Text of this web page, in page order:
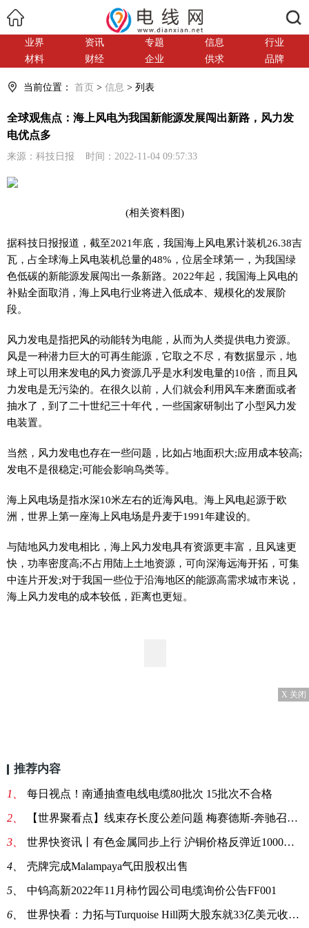
业界 资讯 专题 信息
行业
材料
财经 企业 供求 品牌
当前位置： 首页 > 信息 > 列表
全球观焦点：海上风电为我国新能源发展闯出新路，风力发
电优点多
来源：科技日报 时间：2022-11-04 09:57:33
(相关资料图)
据科技日报报道，截至2021年底，我国海上风电累计装机26.38吉
瓦，占全球海上风电装机总量的48%，位居全球第一，为我国绿
色低碳的新能源发展闯出一条新路。2022年起，我国海上风电的
补贴全面取消，海上风电行业将进入低成本、规模化的发展阶
段。
风力发电是指把风的动能转为电能，从而为人类提供电力资源。
风是一种潜力巨大的可再生能源，它取之不尽，有数据显示，地
球上可以用来发电的风力资源几乎是水利发电量的10倍，而且风
力发电是无污染的。在很久以前，人们就会利用风车来磨面或者
抽水了，到了二十世纪三十年代，一些国家研制出了小型风力发
电装置。
当然，风力发电也存在一些问题，比如占地面积大;应用成本较高;
发电不是很稳定;可能会影响鸟类等。
海上风电场是指水深10米左右的近海风电。海上风电起源于欧
洲，世界上第一座海上风电场是丹麦于1991年建设的。
与陆地风力发电相比，海上风力发电具有资源更丰富，且风速更
快，功率密度高;不占用陆上土地资源，可向深海远海开拓，可集
中连片开发;对于我国一些位于沿海地区的能源高需求城市来说，
海上风力发电的成本较低，距离也更短。
X 关闭
推荐内容
1、 每日视点！南通抽查电线电缆80批次 15批次不合格
2、 【世界聚看点】线束存长度公差问题 梅赛德斯-奔驰召回1696辆进口E级、AMG GT汽车
3、 世界快资讯丨有色金属同步上行 沪铜价格反弹近1000元/吨
4、 壳牌完成Malampaya气田股权出售
5、 中钨高新2022年11月柿竹园公司电缆询价公告FF001
6、 世界快看：力拓与Turquoise Hill两大股东就33亿美元收购达成协议